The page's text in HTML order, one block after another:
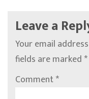
Leave a
Your email
fields are marked*
Comment*